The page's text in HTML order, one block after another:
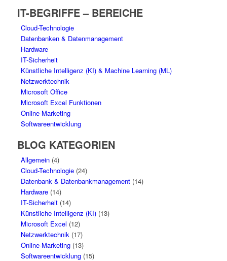
IT-BEGRIFFE – BEREICHE
Cloud-Technologie
Datenbanken & Datenmanagement
Hardware
IT-Sicherheit
Künstliche Intelligenz (KI) & Machine Learning (ML)
Netzwerktechnik
Microsoft Office
Microsoft Excel Funktionen
Online-Marketing
Softwareentwicklung
BLOG KATEGORIEN
Allgemein(4)
Cloud-Technologie(24)
Datenbank & Datenbankmanagement(14)
Hardware(14)
IT-Sicherheit(14)
Künstliche Intelligenz (KI)(13)
Microsoft Excel (12)
Netzwerktechnik (17)
Online-Marketing(13)
Softwareentwicklung(15)